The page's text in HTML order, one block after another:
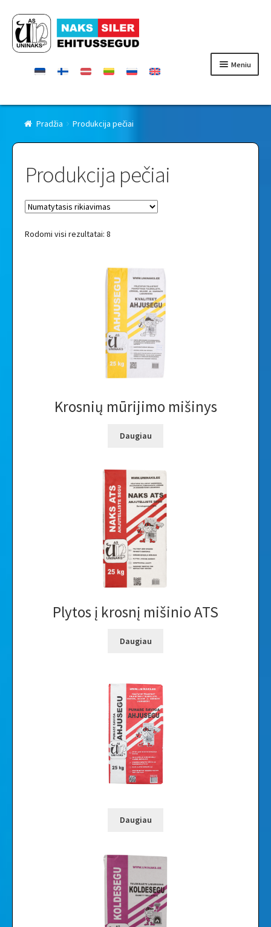
Pereiti
prie
meniu
Pereiti
prie
turinio
Meniu
Pradinis puslapis
Sertifikatai
Kontaktai
Perpardavėjai
Pradžia Produkcija pečiai
Produkcija pečiai
Rodomi visi rezultatai: 8
Krosnių mūrijimo mišinys
Daugiau
Plytos į krosnį mišinio ATS
Daugiau
Daugiau